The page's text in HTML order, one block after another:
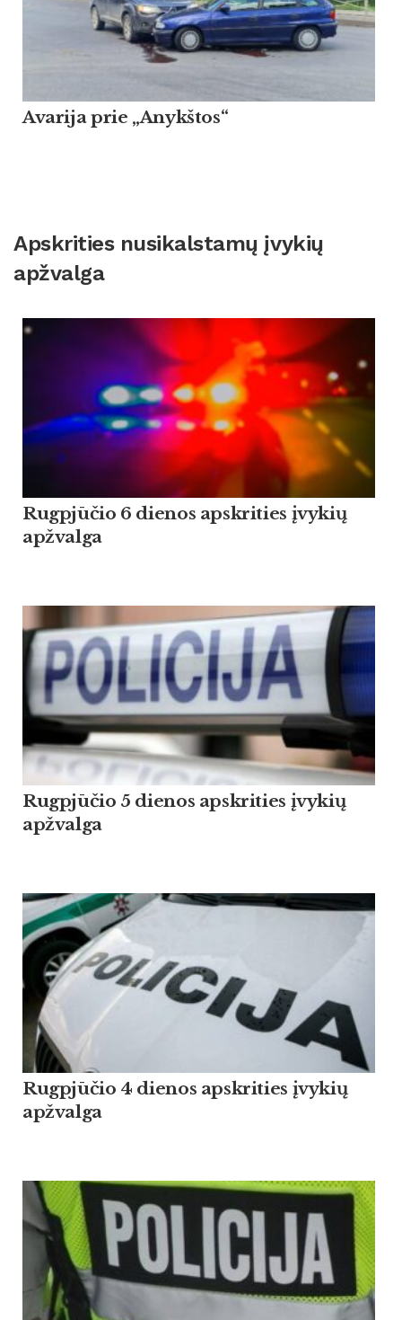
Avarija prie „Anykštos“
Apskrities nusikalstamų įvykių
apžvalga
Rugpjūčio 6 dienos apskrities įvykių
apžvalga
Rugpjūčio 5 dienos apskrities įvykių
apžvalga
Rugpjūčio 4 dienos apskrities įvykių
apžvalga